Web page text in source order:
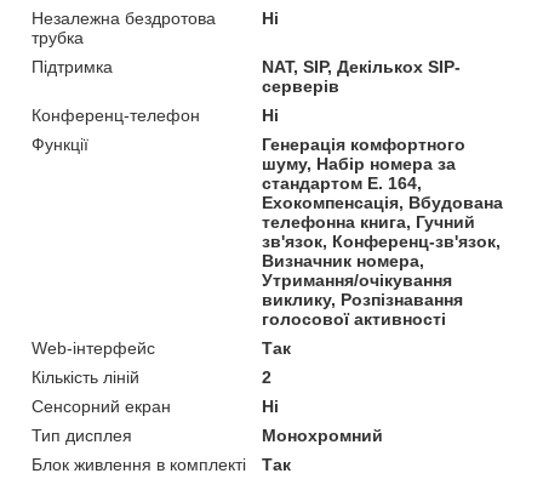
Незалежна бездротова
трубка
Ні
Підтримка
NAT, SIP, Декількох SIP-
серверів
Конференц-телефон
Ні
Функції
Генерація комфортного
шуму, Набір номера за
стандартом E. 164,
Ехокомпенсація, Вбудована
телефонна книга, Гучний
зв'язок, Конференц-зв'язок,
Визначник номера,
Утримання/очікування
виклику, Розпізнавання
голосової активності
Web-інтерфейс
Так
Кількість ліній
2
Сенсорний екран
Ні
Тип дисплея
Монохромний
Блок живлення в комплекті
Так